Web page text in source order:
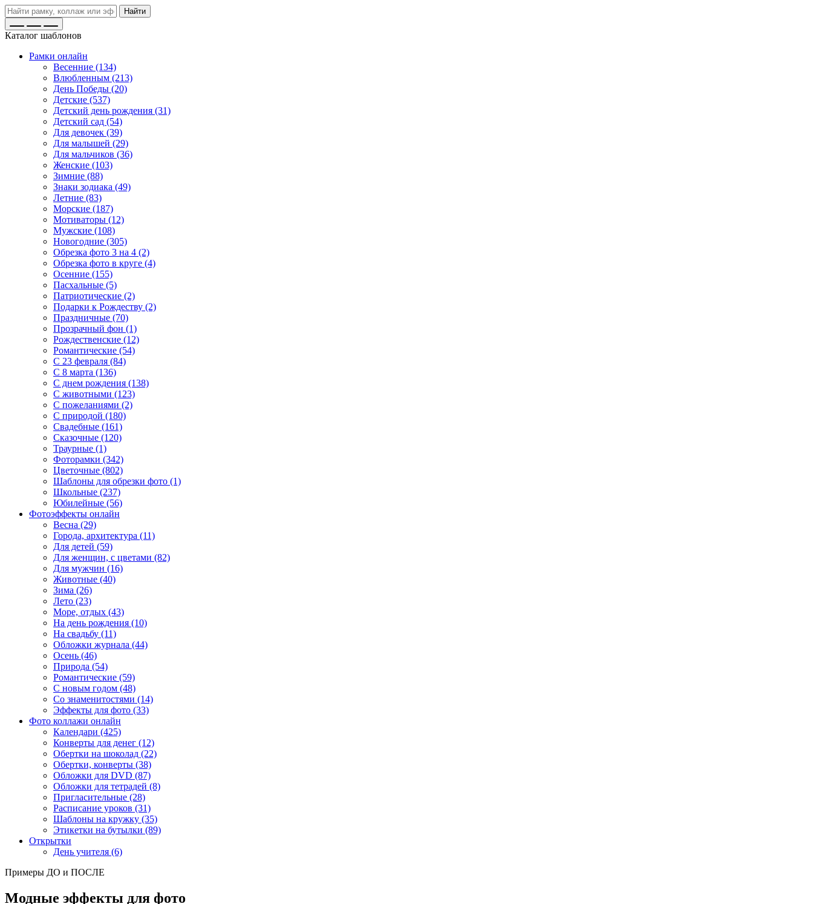
Найти
Каталог шаблонов
Рамки онлайн
Весенние (134)
Влюбленным (213)
День Победы (20)
Детские (537)
Детский день рождения (31)
Детский сад (54)
Для девочек (39)
Для малышей (29)
Для мальчиков (36)
Женские (103)
Зимние (88)
Знаки зодиака (49)
Летние (83)
Морские (187)
Мотиваторы (12)
Мужские (108)
Новогодние (305)
Обрезка фото 3 на 4 (2)
Обрезка фото в круге (4)
Осенние (155)
Пасхальные (5)
Патриотические (2)
Подарки к Рождеству (2)
Праздничные (70)
Прозрачный фон (1)
Рождественские (12)
Романтические (54)
С 23 февраля (84)
С 8 марта (136)
С днем рождения (138)
С животными (123)
С пожеланиями (2)
С природой (180)
Свадебные (161)
Сказочные (120)
Траурные (1)
Фоторамки (342)
Цветочные (802)
Шаблоны для обрезки фото (1)
Школьные (237)
Юбилейные (56)
Фотоэффекты онлайн
Весна (29)
Города, архитектура (11)
Для детей (59)
Для женщин, с цветами (82)
Для мужчин (16)
Животные (40)
Зима (26)
Лето (23)
Море, отдых (43)
На день рождения (10)
На свадьбу (11)
Обложки журнала (44)
Осень (46)
Природа (54)
Романтические (59)
С новым годом (48)
Со знаменитостями (14)
Эффекты для фото (33)
Фото коллажи онлайн
Календари (425)
Конверты для денег (12)
Обертки на шоколад (22)
Обертки, конверты (38)
Обложки для DVD (87)
Обложки для тетрадей (8)
Пригласительные (28)
Расписание уроков (31)
Шаблоны на кружку (35)
Этикетки на бутылки (89)
Открытки
День учителя (6)
Примеры ДО и ПОСЛЕ
Модные эффекты для фото